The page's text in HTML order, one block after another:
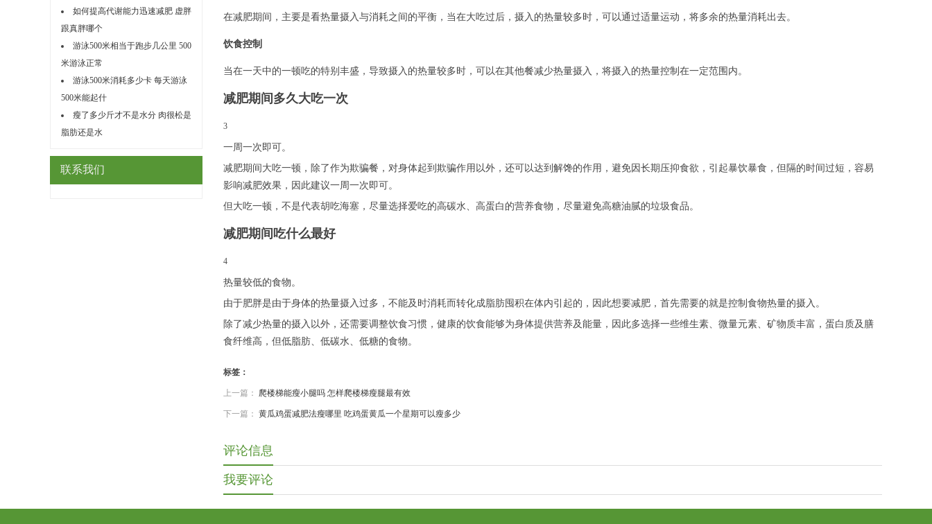
如何提高代谢能力迅速减肥 虚胖
跟真胖哪个
游泳500米相当于跑步几公里 500
米游泳正常
游泳500米消耗多少卡 每天游泳
500米能起什
瘦了多少斤才不是水分 肉很松是
脂肪还是水
联系我们
在减肥期间，主要是看热量摄入与消耗之间的平衡，当在大吃过后，摄入的热量较多时，可以通过适量运动，将多余的热量消耗出去。
饮食控制
当在一天中的一顿吃的特别丰盛，导致摄入的热量较多时，可以在其他餐减少热量摄入，将摄入的热量控制在一定范围内。
减肥期间多久大吃一次
3
一周一次即可。
减肥期间大吃一顿，除了作为欺骗餐，对身体起到欺骗作用以外，还可以达到解馋的作用，避免因长期压抑食欲，引起暴饮暴食，但隔的时间过短，容易
影响减肥效果，因此建议一周一次即可。
但大吃一顿，不是代表胡吃海塞，尽量选择爱吃的高碳水、高蛋白的营养食物，尽量避免高糖油腻的垃圾食品。
减肥期间吃什么最好
4
热量较低的食物。
由于肥胖是由于身体的热量摄入过多，不能及时消耗而转化成脂肪囤积在体内引起的，因此想要减肥，首先需要的就是控制食物热量的摄入。
除了减少热量的摄入以外，还需要调整饮食习惯，健康的饮食能够为身体提供营养及能量，因此多选择一些维生素、微量元素、矿物质丰富，蛋白质及膳
食纤维高，但低脂肪、低碳水、低糖的食物。
标签：
上一篇： 爬楼梯能瘦小腿吗 怎样爬楼梯瘦腿最有效
下一篇： 黄瓜鸡蛋减肥法瘦哪里 吃鸡蛋黄瓜一个星期可以瘦多少
评论信息
我要评论